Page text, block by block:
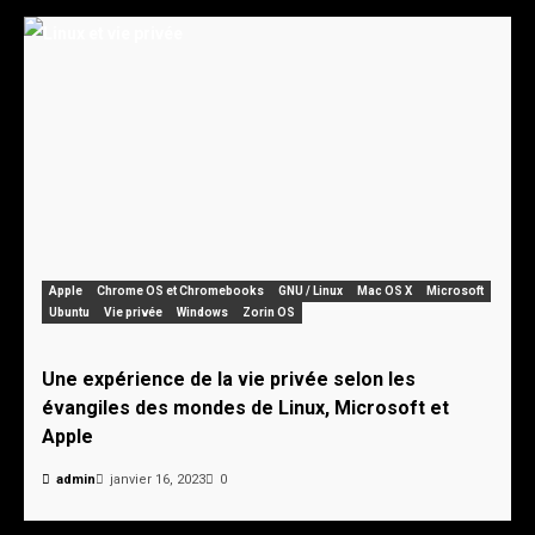
Apple Chrome OS et Chromebooks GNU / Linux Mac OS X
Microsoft
Ubuntu
Vie privée Windows Zorin OS
Une expérience de la vie privée selon les
évangiles des mondes de Linux, Microsoft et
Apple
admin janvier 16, 2023 0